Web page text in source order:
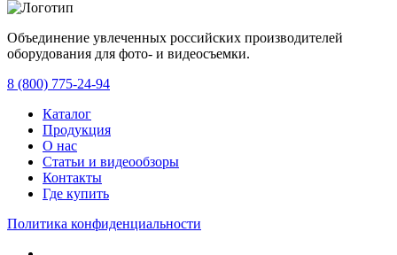
Объединение увлеченных российских производителей
оборудования для фото- и видеосъемки.
8 (800) 775-24-94
Каталог
Продукция
О нас
Статьи и видеообзоры
Контакты
Где купить
Политика конфиденциальности